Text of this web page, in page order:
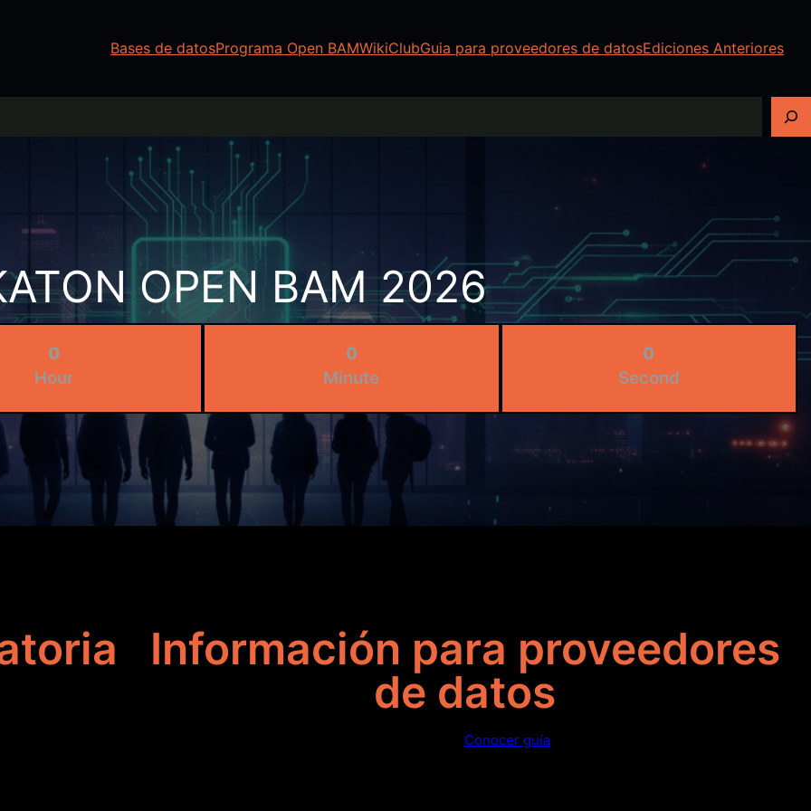
Bases de datosPrograma Open BAMWikiClubGuia para proveedores de datosEdiciones Anteriores
OPEN BAM 2026
0
Hour
0
Minute
0
Second
Información para proveedores
de datos
Conocer guía